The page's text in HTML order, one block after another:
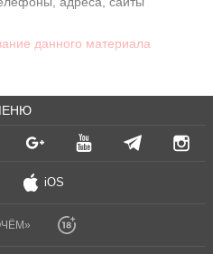
данного материала
iOS